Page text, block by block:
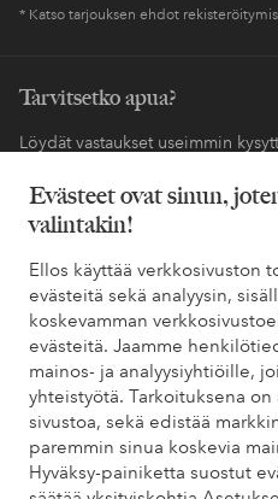
Evästeet ovat sinun,
valintakin!
Ellos käyttää verkkosivuston
evästeitä sekä analyysin,
koskevamman
evästeitä. Jaamme
mainos- ja analyysiyhtiöille,
yhteistyötä. Tarkoituksena
sivustoa, sekä edistää
paremmin sinua koskevia
Hyväksy-painiketta suostut
* Katso tarjouksen ehdot
Tarvitsetko apua?
Löydät vastaukset useimmin
meihin yhteyttä.
Asiakaspalvelu
Omat sivut
Tietoa Elloksesta
Palvelumme